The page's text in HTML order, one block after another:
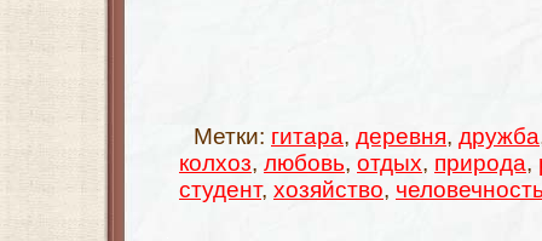
Метки: гитара, деревня, дружба
колхоз, любовь, отдых, природа,
студент, хозяйство,